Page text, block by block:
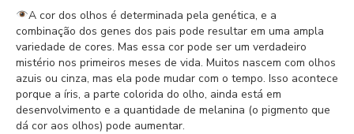
A cor dos olhos é determinada pela genética, e a
combinação dos genes dos pais pode resultar em uma ampla
variedade de cores. Mas essa cor pode ser um verdadeiro
mistério nos primeiros meses de vida. Muitos nascem com olhos
azuis ou cinza, mas ela pode mudar com o tempo. Isso acontece
porque a íris, a parte colorida do olho, ainda está em
desenvolvimento e a quantidade de melanina (o pigmento que
dá cor aos olhos) pode aumentar.